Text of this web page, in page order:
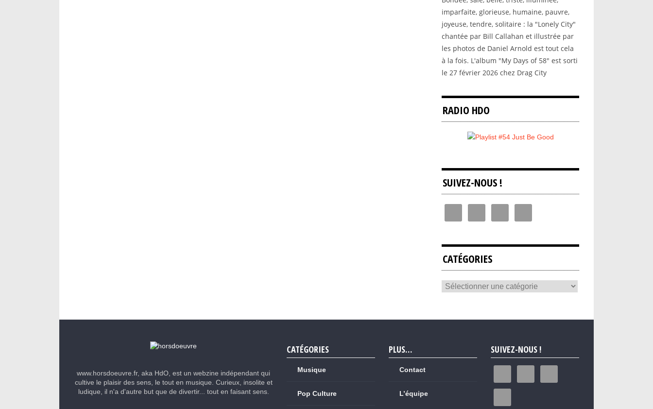
imparfaite, glorieuse, humaine, pauvre,
joyeuse, tendre, solitaire : la "Lonely City"
chantée par Bill Callahan et illustrée par
les photos de Daniel Arnold est tout cela
à la fois. L'album "My Days of 58" est sorti
le 27 février 2026 chez Drag City
RADIO HDO
SUIVEZ-NOUS !
CATÉGORIES
www.horsdoeuvre.fr, aka HdO, est un webzine indépendant qui
cultive le plaisir des sens, le tout en musique. Curieux, insolite et
ludique, il n'a d'autre but que de divertir... tout en faisant sens.
CATÉGORIES
Musique
Pop Culture
PLUS…
Contact
L’équipe
SUIVEZ-NOUS !